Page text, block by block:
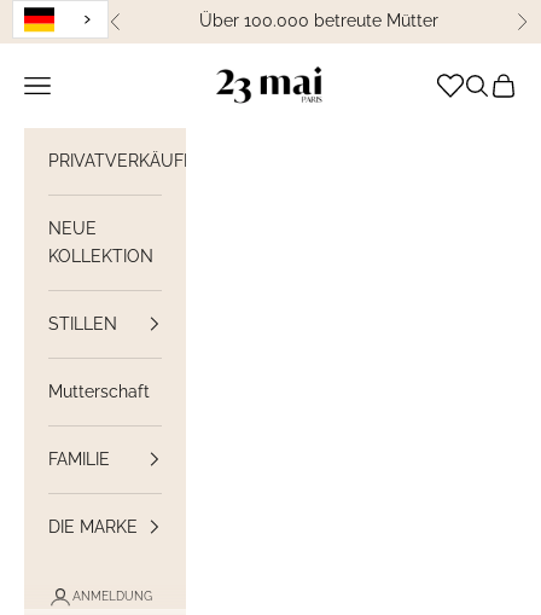
Weiter zum Inhalt
Zurück Über 100.000 betreute Mütter
23 Mai Paris
Navigation öffnen Suche
PRIVATVERKÄUFE
NEUE
KOLLEKTION
STILLEN
Mutterschaft
FAMILIE
DIE MARKE
ANMELDUNG